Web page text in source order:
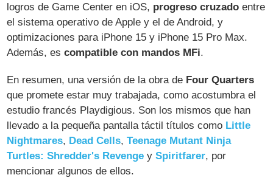
logros de Game Center en iOS, progreso cruzado entre
el sistema operativo de Apple y el de Android, y
optimizaciones para iPhone 15 y iPhone 15 Pro Max.
Además, escompatible con mandos MFi.
En resumen, una versión de la obra de Four Quarters
que promete estar muy trabajada, como acostumbra el
estudio francés Playdigious. Son los mismos que han
llevado a la pequeña pantalla táctil títulos como Little
Nightmares, Dead Cells,Teenage Mutant Ninja
Turtles: Shredder's Revenge ySpiritfarer, por
mencionar algunos de ellos.